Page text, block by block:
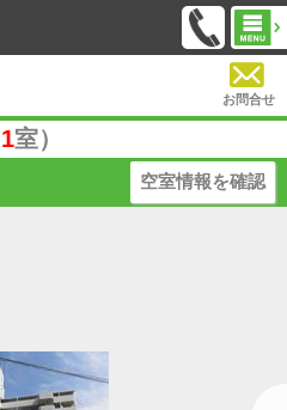
お問合せ
1室）
空室情報を確認